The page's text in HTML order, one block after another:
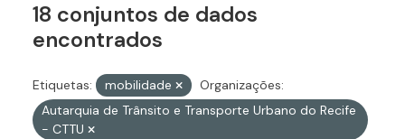
18 conjuntos de dados
encontrados
Etiquetas: mobilidade
Organizações:
Autarquia de Trânsito e Transporte Urbano do Recife
- CTTU